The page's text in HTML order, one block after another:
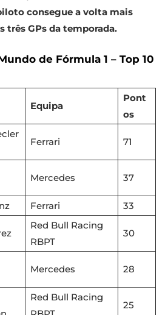
consegue a volta mais
três GPs da temporada.
de Fórmula 1 – Top 10
Equipa
Pont
os
Ferrari 71
Mercedes 37
Ferrari 33
Red Bull Racing
RBPT
30
Mercedes 28
Red Bull Racing
25